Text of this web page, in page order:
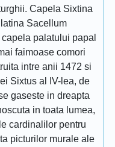
Capela Sixtina
Sacellum
palatului papal
faimoase comori
intre anii 1472 si
Sixtus al IV-lea, de
gaseste in dreapta
in toata lumea,
cardinalilor pentru
picturilor murale ale